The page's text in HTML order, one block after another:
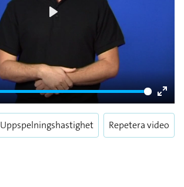
Enter
Uppspelningshastighet Repetera video